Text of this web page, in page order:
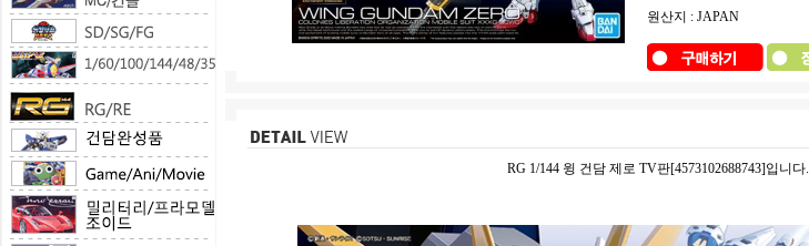
원산지 : JAPAN
RG 1/144 윙 건담 제로 TV판[4573102688743]입니다.